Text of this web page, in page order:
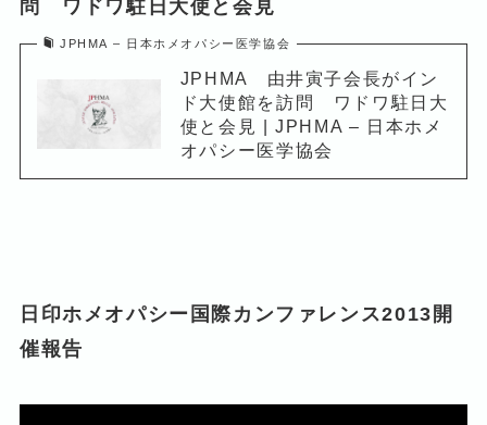
問 ワドワ駐日大使と会見
JPHMA – 日本ホメオパシー医学協会
JPHMA 由井寅子会長がイン
ド大使館を訪問 ワドワ駐日大
使と会見 | JPHMA – 日本ホメ
オパシー医学協会
日印ホメオパシー国際カンファレンス2013開
催報告